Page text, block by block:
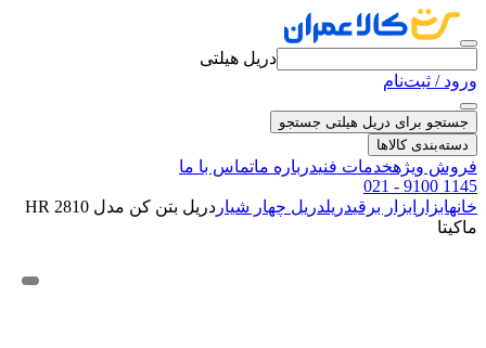
دریل هیلتی
ورود / ثبت‌نام
جستجو برای دریل هیلتی جستجو
دسته‌بندی کالاها
فروش ویژهخدمات فنیدرباره ماتماس با ما
021 - 9100 1145
خانهابزار ابزار برقیدریلدریل چهار شیار
دریل بتن کن مدل HR 2810
ماکیتا